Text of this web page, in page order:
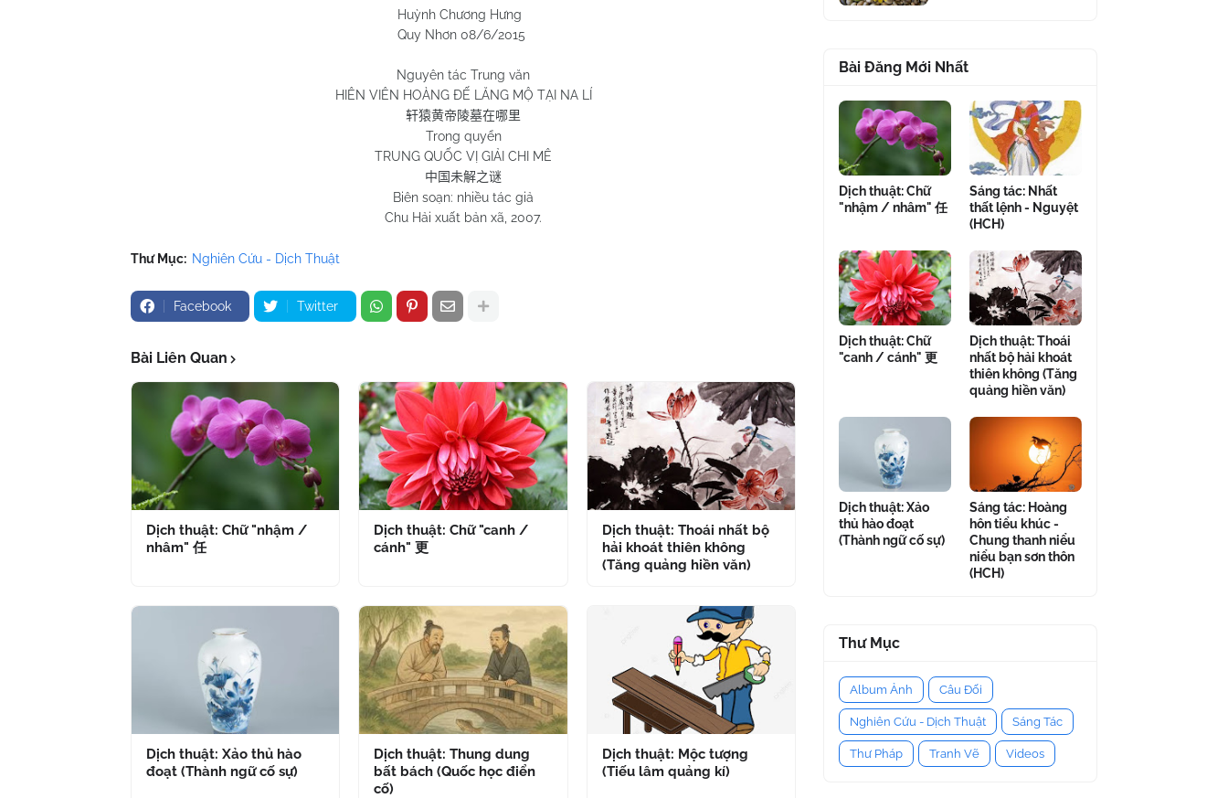
Huỳnh Chương Hưng
Quy Nhơn 08/6/2015
Nguyên tác Trung văn
HIÊN VIÊN HOÀNG ĐẾ LĂNG MỘ TẠI NA LÍ
轩猿黄帝陵墓在哪里
Trong quyển
TRUNG QUỐC VỊ GIẢI CHI MÊ
中国未解之谜
Biên soạn: nhiều tác giả
Chu Hải xuất bản xã, 2007.
Thư Mục: Nghiên Cứu - Dịch Thuật
Facebook Twitter
Bài Liên Quan
Dịch thuật: Chữ "nhậm /
nhâm" 任
Dịch thuật: Chữ "canh /
cánh" 更
Dịch thuật: Thoái nhất bộ
hải khoát thiên không
(Tăng quảng hiền văn)
Dịch thuật: Xảo thủ hào
đoạt (Thành ngữ cố sự)
Dịch thuật: Thung dung
bất bách (Quốc học điển
cố)
Dịch thuật: Mộc tượng
(Tiếu lâm quảng kí)
Bài Đăng Mới Nhất
Dịch thuật: Chữ
"nhậm / nhâm" 任
Sáng tác: Nhất
thất lệnh - Nguyệt
(HCH)
Dịch thuật: Chữ
"canh / cánh" 更
Dịch thuật: Thoái
nhất bộ hải khoát
thiên không (Tăng
quảng hiền văn)
Dịch thuật: Xảo
thủ hào đoạt
(Thành ngữ cố sự)
Sáng tác: Hoàng
hôn tiểu khúc -
Chung thanh niểu
niểu bạn sơn thôn
(HCH)
Thư Mục
Album Ảnh Câu Đối
Nghiên Cứu - Dịch Thuật Sáng Tác
Thư Pháp Tranh Vẽ Videos